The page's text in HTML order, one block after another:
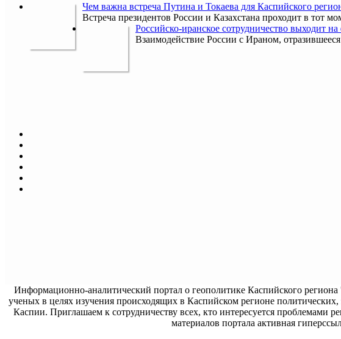
Чем важна встреча Путина и Токаева для Каспийского
Встреча президентов России и Казахстана проходит в тот
Российско-иранское сотрудничество выходит на
Взаимодействие России с Ираном, отразившееся
Информационно-аналитический портал о геополитике Каспийского
ученых в целях изучения происходящих в Каспийском регионе
Каспии. Приглашаем к сотрудничеству всех, кто интересуется проблемами
материалов портала активная